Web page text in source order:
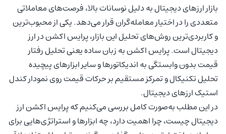
بازار ارزهای دیجیتال به دلیل نوسانات بالا، فرصت‌های معاملاتی
متعددی را در اختیار معامله‌گران قرار می‌دهد. یکی از محبوب‌ترین
و کاربردی‌ترین روش‌های تحلیل این بازار، پرایس اکشن در ارز
دیجیتال است. پرایس اکشن به زبان ساده یعنی تحلیل رفتار
قیمت بدون وابستگی به اندیکاتورها و سایر ابزارهای پیچیده
تحلیل تکنیکال و تمرکز مستقیم بر حرکات قیمت روی نمودار کندل
استیک ارزهای دیجیتال.
در این مطلب به‌صورت کامل بررسی می‌کنیم که پرایس اکشن ارز
دیجیتال چیست، چرا اهمیت دارد، چه ابزارها و استراتژی‌هایی برای